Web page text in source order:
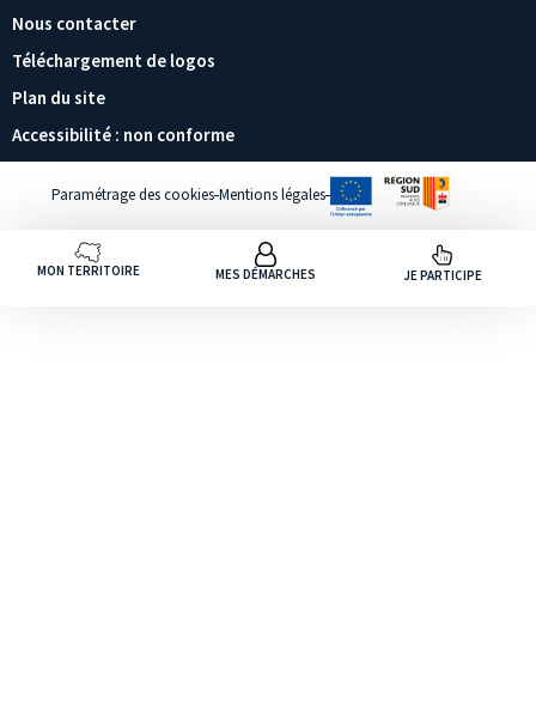
Nous contacter
Téléchargement de logos
Plan du site
Accessibilité : non conforme
Paramétrage des cookies Mentions légales
MON TERRITOIRE MES DÉMARCHES JE PARTICIPE